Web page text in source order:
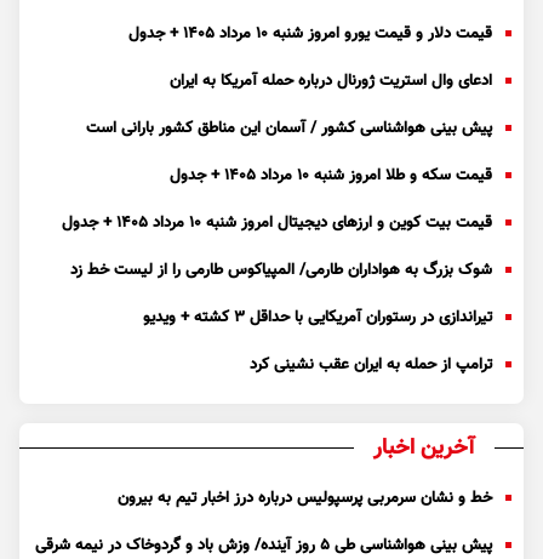
قیمت دلار و قیمت یورو امروز شنبه ۱۰ مرداد ۱۴۰۵ + جدول
ادعای وال استریت ژورنال درباره حمله آمریکا به ایران
پیش بینی هواشناسی کشور / آسمان این مناطق کشور بارانی است
قیمت سکه و طلا امروز شنبه ۱۰ مرداد ۱۴۰۵ + جدول
قیمت بیت کوین و ارز‌های دیجیتال امروز شنبه ۱۰ مرداد ۱۴۰۵ + جدول
شوک بزرگ به هواداران طارمی/ المپیاکوس طارمی را از لیست خط زد
تیراندازی در رستوران آمریکایی با حداقل ۳ کشته + ویدیو
ترامپ از حمله به ایران عقب نشینی کرد
آخرین اخبار
خط و نشان سرمربی پرسپولیس درباره درز اخبار تیم به بیرون
پیش بینی هواشناسی طی ۵ روز آینده/ وزش باد و گردوخاک در نیمه شرقی